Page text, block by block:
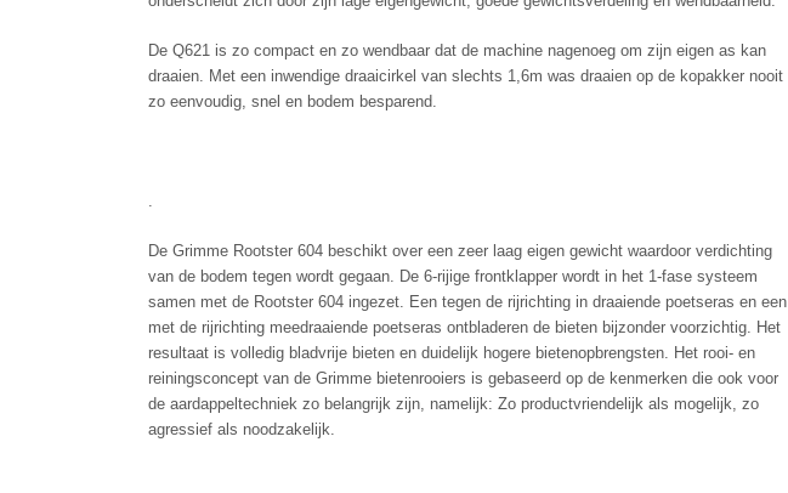
De Q621 is zo compact en zo wendbaar dat de machine nagenoeg om zijn eigen as kan
draaien. Met een inwendige draaicirkel van slechts 1,6m was draaien op de kopakker nooit
zo eenvoudig, snel en bodem besparend.
.
De Grimme Rootster 604 beschikt over een zeer laag eigen gewicht waardoor verdichting
van de bodem tegen wordt gegaan. De 6-rijige frontklapper wordt in het 1-fase systeem
samen met de Rootster 604 ingezet. Een tegen de rijrichting in draaiende poetseras en een
met de rijrichting meedraaiende poetseras ontbladeren de bieten bijzonder voorzichtig. Het
resultaat is volledig bladvrije bieten en duidelijk hogere bietenopbrengsten. Het rooi- en
reiningsconcept van de Grimme bietenrooiers is gebaseerd op de kenmerken die ook voor
de aardappeltechniek zo belangrijk zijn, namelijk: Zo productvriendelijk als mogelijk, zo
agressief als noodzakelijk.